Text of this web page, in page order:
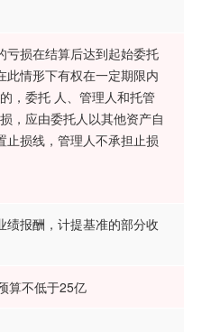
亏损在结算后达到起始委托
此情形下有权在一定期限内
，委托 人、管理人和托管
，应由委托人以其他资产自
损线，管理人不承担止损
绩报酬，计提基准的部分收
算不低于25亿